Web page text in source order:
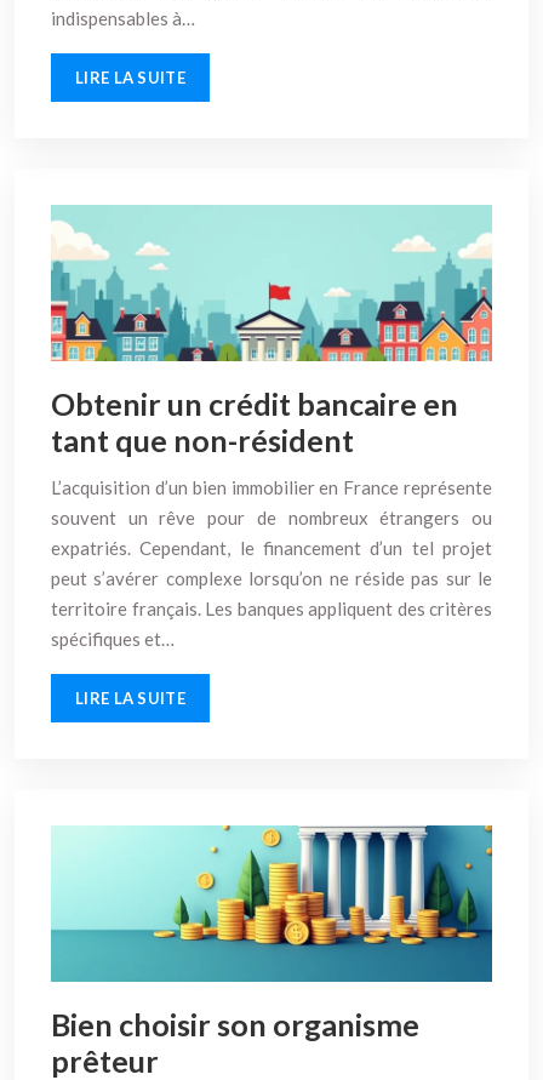
indispensables à…
LIRE LA SUITE
Obtenir un crédit bancaire en
tant que non-résident
L’acquisition d’un bien immobilier en France représente
souvent un rêve pour de nombreux étrangers ou
expatriés. Cependant, le financement d’un tel projet
peut s’avérer complexe lorsqu’on ne réside pas sur le
territoire français. Les banques appliquent des critères
spécifiques et…
LIRE LA SUITE
Bien choisir son organisme
prêteur